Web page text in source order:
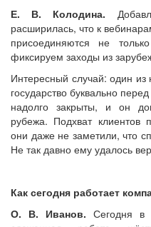
Е. В. Колодина.
расширилась, что к
присоединяются не
фиксируем заходы из
Интересный случай: один из
государство буквально
надолго закрыты, и он
рубежа. Подхват клиентов
они даже не заметили, что
Не так давно ему удалось
Как сегодня работает
О. В. Иванов. Сегодня в